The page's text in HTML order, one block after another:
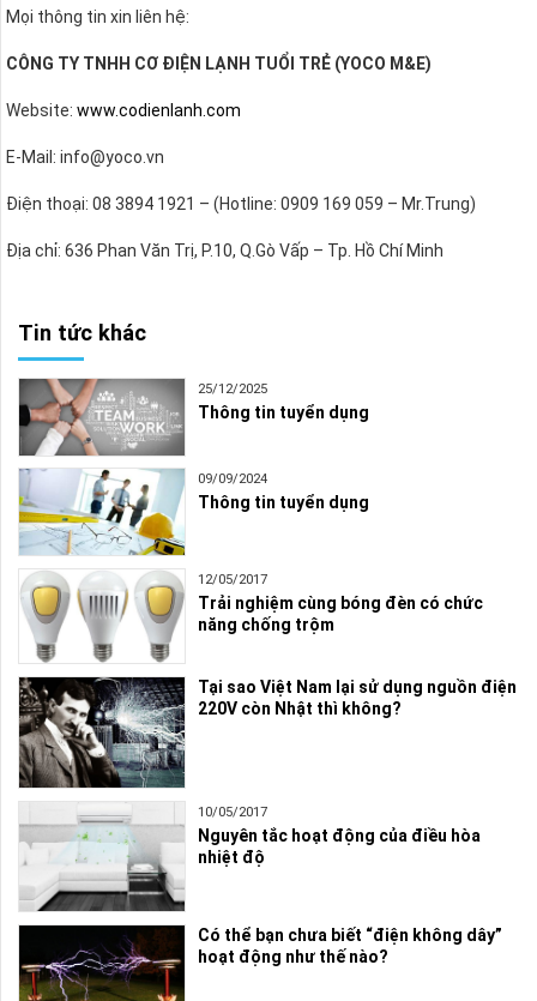
Mọi thông tin xin liên hệ:
CÔNG TY TNHH CƠ ĐIỆN LẠNH TUỔI TRẺ (YOCO M&E)
Website: www.codienlanh.com
E-Mail: info@yoco.vn
Điện thoại: 08 3894 1921 – (Hotline: 0909 169 059 – Mr.Trung)
Địa chỉ: 636 Phan Văn Trị, P.10, Q.Gò Vấp – Tp. Hồ Chí Minh
Tin tức khác
25/12/2025
Thông tin tuyển dụng
09/09/2024
Thông tin tuyển dụng
12/05/2017
Trải nghiệm cùng bóng đèn có chức
năng chống trộm
Tại sao Việt Nam lại sử dụng nguồn điện
220V còn Nhật thì không?
10/05/2017
Nguyên tắc hoạt động của điều hòa
nhiệt độ
Có thể bạn chưa biết “điện không dây”
hoạt động như thế nào?